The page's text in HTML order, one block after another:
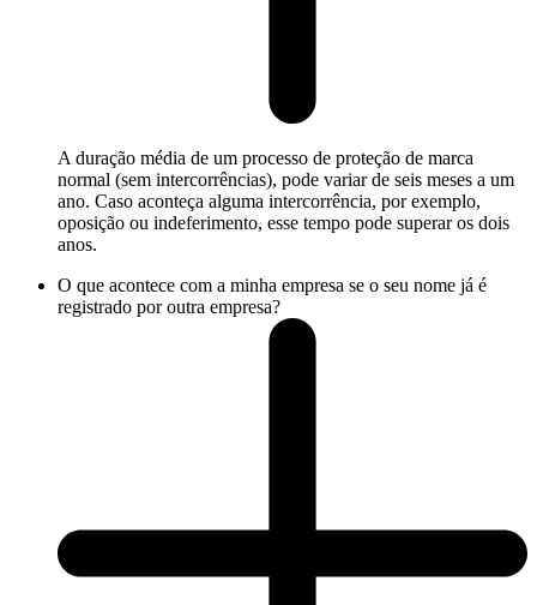
A duração média de um processo de proteção de marca
normal (sem intercorrências), pode variar de seis meses a um
ano. Caso aconteça alguma intercorrência, por exemplo,
oposição ou indeferimento, esse tempo pode superar os dois
anos.
O que acontece com a minha empresa se o seu nome já é
registrado por outra empresa?